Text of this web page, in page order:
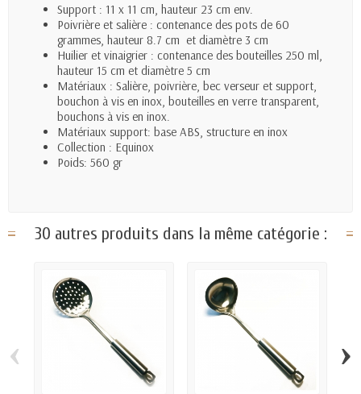
Support : 11 x 11 cm, hauteur 23 cm env.
Poivrière et salière : contenance des pots de 60
grammes, hauteur 8.7 cm et diamètre 3 cm
Huilier et vinaigrier : contenance des bouteilles 250 ml,
hauteur 15 cm et diamètre 5 cm
Matériaux : Salière, poivrière, bec verseur et support,
bouchon à vis en inox, bouteilles en verre transparent,
bouchons à vis en inox.
Matériaux support: base ABS, structure en inox
Collection : Equinox
Poids: 560 gr
30 autres produits dans la même catégorie :
‹ ›